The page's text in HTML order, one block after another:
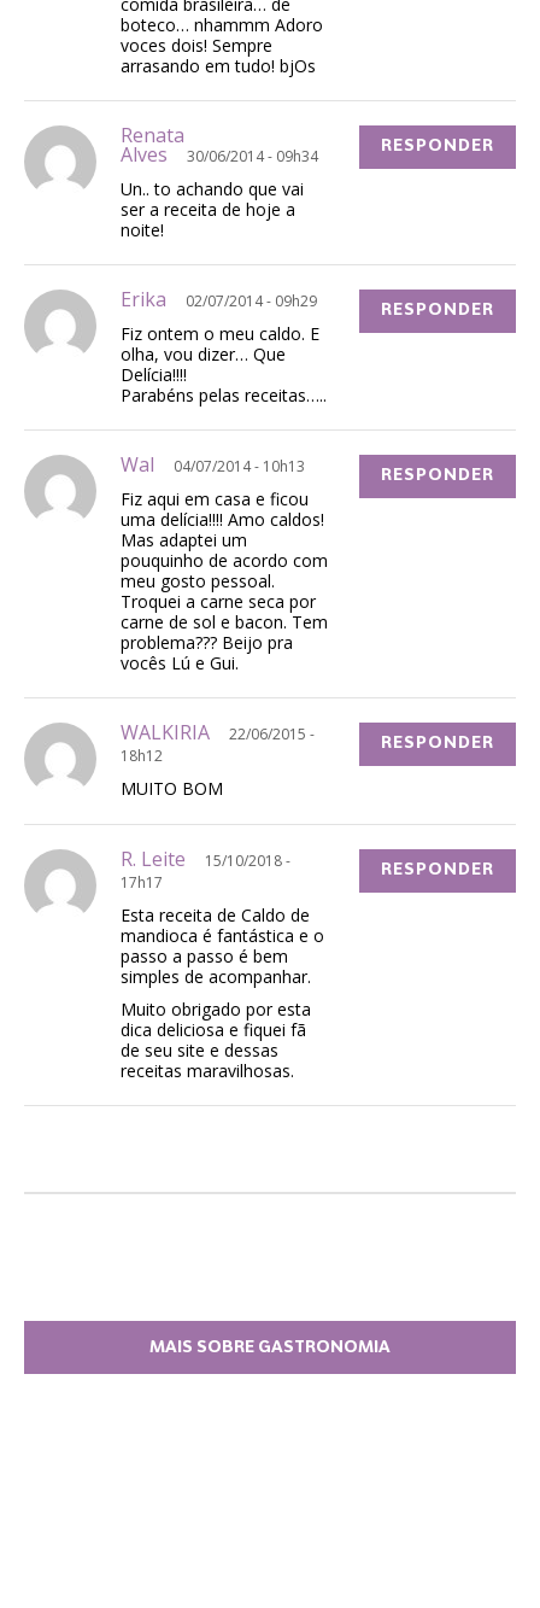
boteco… nhammm Adoro
voces dois! Sempre
arrasando em tudo! bjOs
Renata
Alves 30/06/2014 - 09h34
Un.. to achando que vai
ser a receita de hoje a
noite!
RESPONDER
Erika 02/07/2014 - 09h29
Fiz ontem o meu caldo. E
olha, vou dizer… Que
Delícia!!!!
Parabéns pelas receitas…..
RESPONDER
Wal 04/07/2014 - 10h13
Fiz aqui em casa e ficou
uma delícia!!!! Amo caldos!
Mas adaptei um
pouquinho de acordo com
meu gosto pessoal.
Troquei a carne seca por
carne de sol e bacon. Tem
problema??? Beijo pra
vocês Lú e Gui.
RESPONDER
WALKIRIA
22/06/2015 -
18h12
MUITO BOM
RESPONDER
R. Leite
15/10/2018 -
17h17
Esta receita de Caldo de
mandioca é fantástica e o
passo a passo é bem
simples de acompanhar.
Muito obrigado por esta
dica deliciosa e fiquei fã
de seu site e dessas
receitas maravilhosas.
RESPONDER
MAIS SOBRE GASTRONOMIA